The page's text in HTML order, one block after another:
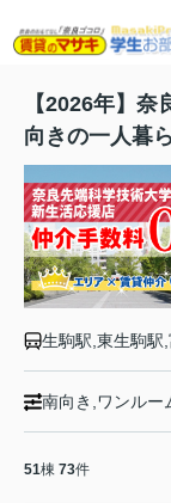
【2026年】
向きの一人暮
南向き,ワンルー
51棟 73件